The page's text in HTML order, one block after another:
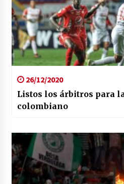
26/12/2020
Listos los árbitros para
colombiano